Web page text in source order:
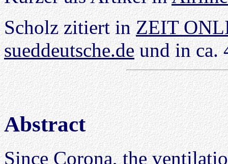
Scholz zitiert inZEIT
sueddeutsche.deund in ca.
Abstract
Since Corona, the